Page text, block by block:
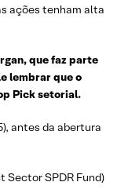
ações tenham alta
que faz parte
lembrar que o
Pick setorial.
antes da abertura
Sector SPDR Fund)